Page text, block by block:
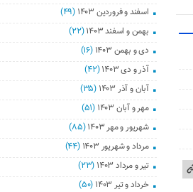
اسفند و فروردین ۱۴۰۳
(۴۹)
بهمن و اسفند ۱۴۰۳
(۲۲)
دی و بهمن ۱۴۰۳
(۱۶)
آذر و دی ۱۴۰۳
(۴۲)
آبان و آذر ۱۴۰۳
(۳۵)
مهر و آبان ۱۴۰۳
(۵۱)
شهریور و مهر ۱۴۰۳
(۸۵)
مرداد و شهریور ۱۴۰۳
(۴۴)
تیر و مرداد ۱۴۰۳
(۲۳)
خرداد و تیر ۱۴۰۳
(۵۰)